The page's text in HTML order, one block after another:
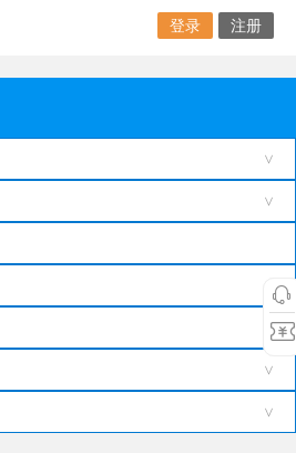
登录 注册
>
>
>
>
>
>